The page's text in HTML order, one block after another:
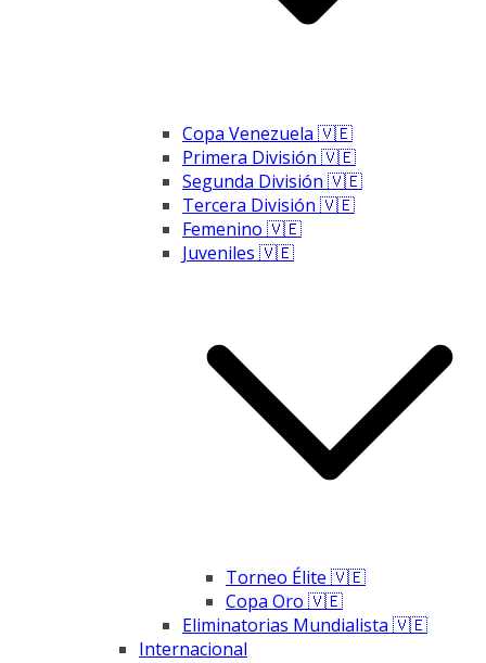
Copa Venezuela 🇻🇪
Primera División 🇻🇪
Segunda División 🇻🇪
Tercera División 🇻🇪
Femenino 🇻🇪
Juveniles 🇻🇪
Torneo Élite 🇻🇪
Copa Oro 🇻🇪
Eliminatorias Mundialista 🇻🇪
Internacional